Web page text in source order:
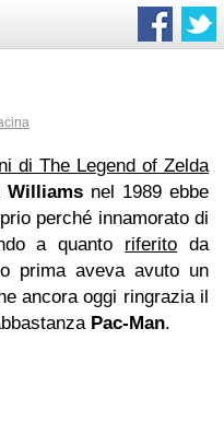
di The Legend of Zelda
Williamsnel 1989 ebbe
perché innamorato di
a quanto riferito da
prima aveva avuto un
ancora oggi ringrazia il
Pac-Man.